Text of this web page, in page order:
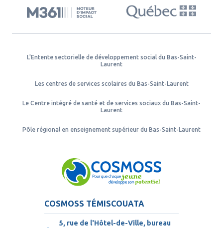
L'Entente sectorielle de développement social du Bas-Saint-
Laurent
Les centres de services scolaires du Bas-Saint-Laurent
Le Centre intégré de santé et de services sociaux du Bas-Saint-
Laurent
Pôle régional en enseignement supérieur du Bas-Saint-Laurent
COSMOSS TÉMISCOUATA
5, rue de l'Hôtel-de-Ville, bureau